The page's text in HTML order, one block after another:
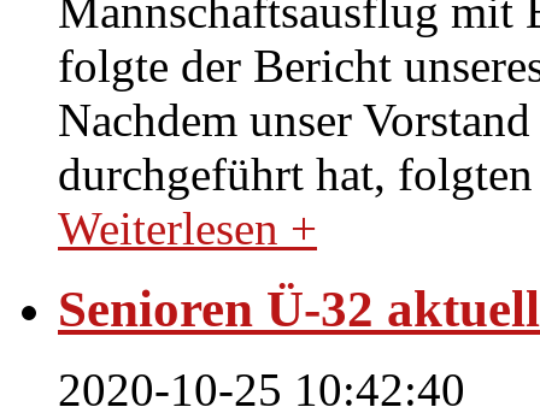
Mannschaftsausflug mit
folgte der Bericht
Nachdem unser
durchgeführt hat,
Weiterlesen +
Senioren Ü-32
2020-10-25 10:42:40